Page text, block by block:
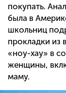
покупать.
была в
школьниц
прокладки из
«ноу-хау» в
женщины,
маму.